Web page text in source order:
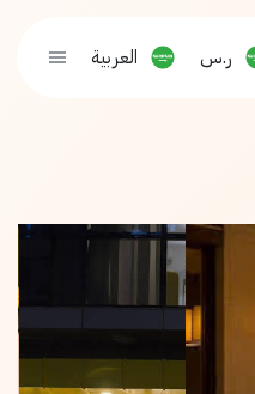
ر.س العربية